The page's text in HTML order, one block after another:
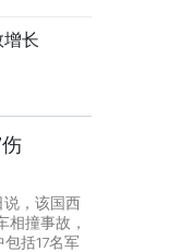
长
，该国西
相撞事故，
括17名军